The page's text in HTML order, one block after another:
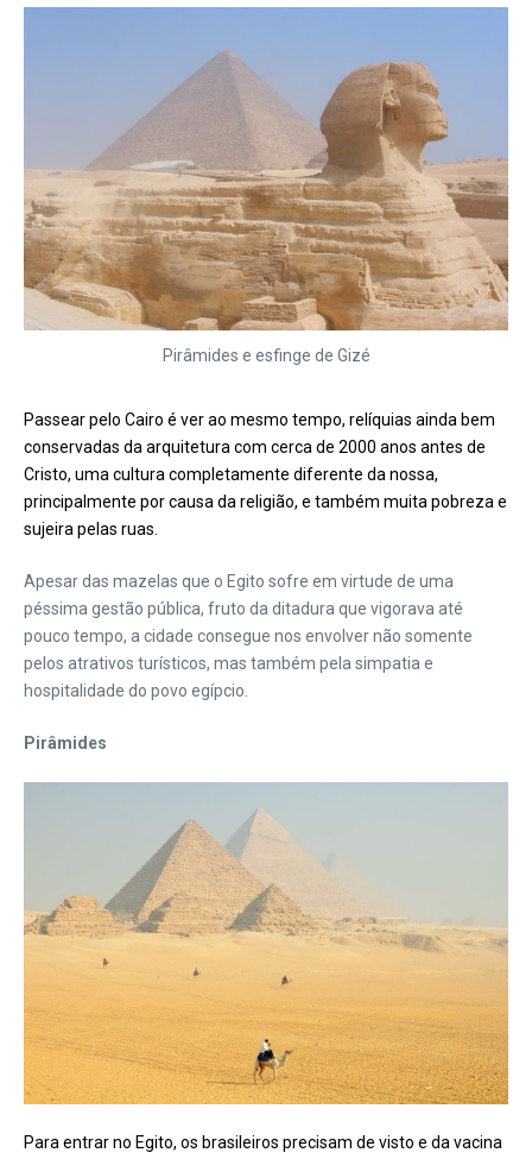
Pirâmides e esfinge de Gizé
Passear pelo Cairo é ver ao mesmo tempo, relíquias ainda bem
conservadas da arquitetura com cerca de 2000 anos antes de
Cristo, uma cultura completamente diferente da nossa,
principalmente por causa da religião, e também muita pobreza e
sujeira pelas ruas.
Apesar das mazelas que o Egito sofre em virtude de uma
péssima gestão pública, fruto da ditadura que vigorava até
pouco tempo, a cidade consegue nos envolver não somente
pelos atrativos turísticos, mas também pela simpatia e
hospitalidade do povo egípcio.
Pirâmides
Para entrar no Egito, os brasileiros precisam de visto e da vacina